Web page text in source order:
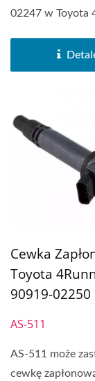
02247 w Toyota
Cewka
Toyota
90919-02250
AS-511
AS-511 może
cewkę